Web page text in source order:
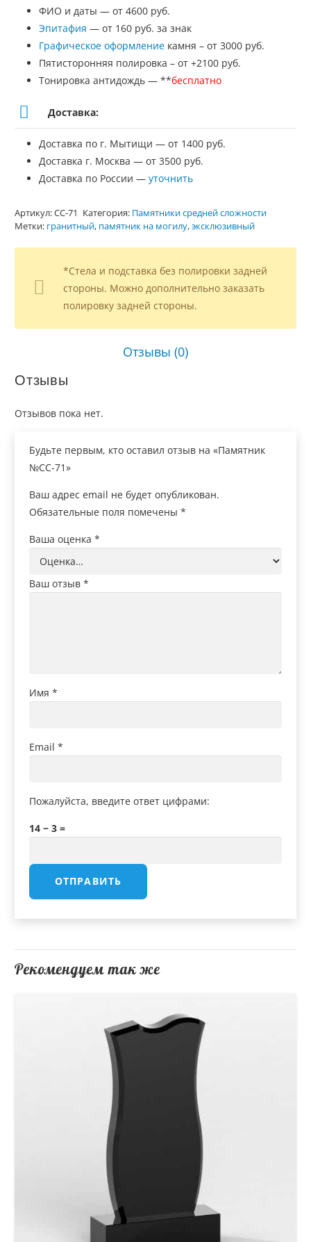
ФИО и даты — от 4600 руб.
Эпитафия — от 160 руб. за знак
Графическое оформление камня – от 3000 руб.
Пятисторонняя полировка – от +2100 руб.
Тонировка антидождь — **бесплатно
Доставка:
Доставка по г. Мытищи — от 1400 руб.
Доставка г. Москва — от 3500 руб.
Доставка по России — уточнить
Артикул:СС-71 Категория: Памятники средней сложности
Метки: гранитный, памятник на могилу,эксклюзивный
*Стела и подставка без полировки задней
стороны. Можно дополнительно заказать
полировку задней стороны.
Отзывы (0)
Отзывы
Отзывов пока нет.
Будьте первым, кто оставил отзыв на «Памятник
№СС-71»
Ваш адрес email не будет опубликован.
Обязательные поля помечены *
Ваша оценка *
Ваш отзыв *
Имя *
Email *
Пожалуйста, введите ответ цифрами:
14 − 3 =
Рекомендуем так же